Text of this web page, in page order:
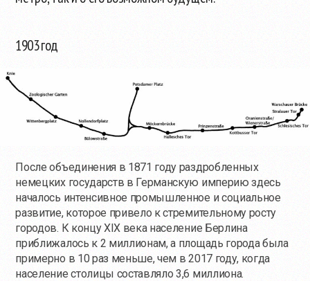
1903 год
После объединения в 1871 году раздробленных
немецких государств в Германскую империю здесь
началось интенсивное промышленное и социальное
развитие, которое привело к стремительному росту
городов. К концу XIX века население Берлина
приближалось к 2 миллионам, а площадь города была
примерно в 10 раз меньше, чем в 2017 году, когда
население столицы составляло 3,6 миллиона.